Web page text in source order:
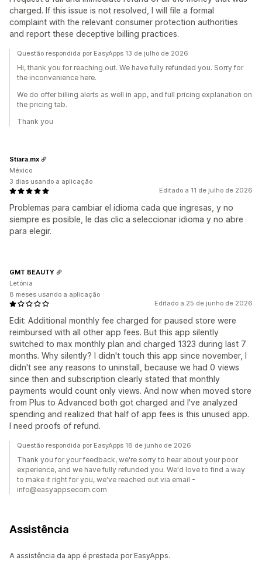
charged. If this issue is not resolved, I will file a formal
complaint with the relevant consumer protection authorities
and report these deceptive billing practices.
Questão respondida por EasyApps 13 de julho de 2026
Hi, thank you for reaching out. We have fully refunded you. Sorry for
the inconvenience here.
We do offer billing alerts as well in app, and full pricing explanation on
the pricing tab.
Thank you
Editado a 11 de julho de 2026
Problemas para cambiar el idioma cada que ingresas, y no
siempre es posible, le das clic a seleccionar idioma y no abre
para elegir.
Stiara.mx
México
3 dias usando a aplicação
Editado a 25 de junho de 2026
Edit: Additional monthly fee charged for paused store were
reimbursed with all other app fees. But this app silently
switched to max monthly plan and charged 1323 during last 7
months. Why silently? I didn't touch this app since november, I
didn't see any reasons to uninstall, because we had 0 views
since then and subscription clearly stated that monthly
payments would count only views. And now when moved store
from Plus to Advanced both got charged and I've analyzed
spending and realized that half of app fees is this unused app.
I need proofs of refund.
GMT BEAUTY
Letónia
8 meses usando a aplicação
Questão respondida por EasyApps 18 de junho de 2026
Thank you for your feedback, we're sorry to hear about your poor
experience, and we have fully refunded you. We'd love to find a way
to make it right for you, we've reached out via email -
info@easyappsecom.com
Assistência
A assistência da app é prestada por EasyApps.